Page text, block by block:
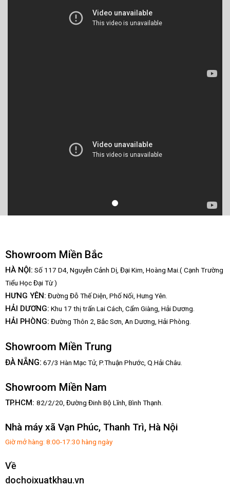
Showroom Miền Bắc
HÀ NỘI: Số 117 D4, Nguyễn Cảnh Dị, Đại Kim, Hoàng Mai.( Cạnh Trường
Tiểu Học Đại Từ )
HƯNG YÊN: Đường Đỗ Thế Diện, Phố Nối, Hưng Yên.
HẢI DƯƠNG: Khu 17 thị trấn Lai Cách, Cẩm Giàng, Hải Dương.
HẢI PHÒNG: Đường Thôn 2, Bắc Sơn, An Dương, Hải Phòng.
Showroom Miền Trung
ĐÀ NẴNG: 67/3 Hàn Mạc Tử, P.Thuận Phước, Q.Hải Châu.
Showroom Miền Nam
TP.HCM: 82/2/20, Đường Đinh Bộ Lĩnh, Bình Thạnh.
Nhà máy xã Vạn Phúc, Thanh Trì, Hà Nội
Giờ mở hàng: 8:00-17:30 hàng ngày
Về
dochoixuatkhau.vn